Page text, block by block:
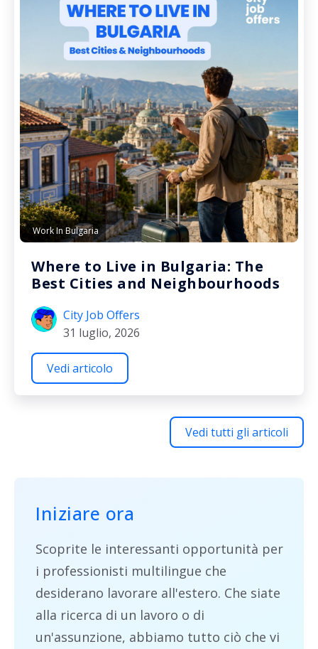
Work In Bulgaria
Where to Live in Bulgaria: The
Best Cities and Neighbourhoods
City Job Offers
31 luglio, 2026
Vedi articolo
Vedi tutti gli articoli
Iniziare ora
Scoprite le interessanti opportunità per
i professionisti multilingue che
desiderano lavorare all'estero. Che siate
alla ricerca di un lavoro o di
un'assunzione, abbiamo tutto ciò che vi